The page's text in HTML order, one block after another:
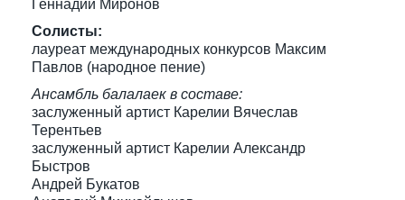
Геннадий Миронов
Солисты:
лауреат международных конкурсов Максим
Павлов (народное пение)
Ансамбль балалаек в составе:
заслуженный артист Карелии Вячеслав
Терентьев
заслуженный артист Карелии Александр
Быстров
Андрей Букатов